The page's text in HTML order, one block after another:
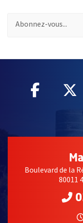
,
Boulevard de la
80011